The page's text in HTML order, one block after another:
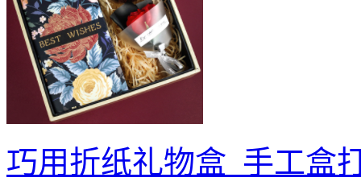
巧用折纸礼物盒_手工盒